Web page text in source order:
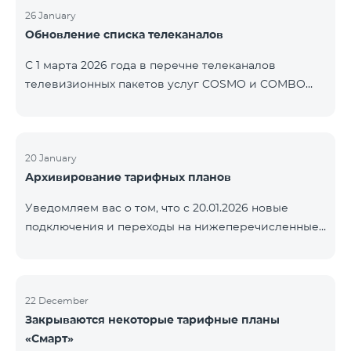
контролем нашей компании. В настоящее время
точные сроки восстановления услуг неизвестны.
предоставлена по мере изменения ситуации.
Благодарим за понимание.
26 January
Обновление списка телеканалов
С 1 марта 2026 года в перечне телеканалов
телевизионных пакетов услуг COSMO и COMBO
только в тех регионах, где их трансляция является
обязательной. Данные изменения реализуются в
телевизионной платформы и полностью
соответствуют нормам местного вещания.
20 January
Архивирование тарифных планов
Уведомляем вас о том, что с 20.01.2026 новые
подключения и переходы на нижеперечисленные
22 December
Закрываются некоторые тарифные планы
«Смарт»